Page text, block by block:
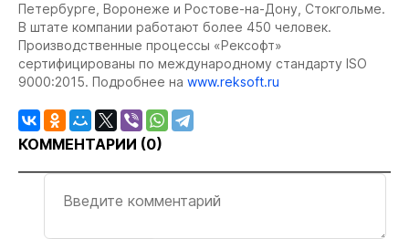
Петербурге, Воронеже и Ростове-на-Дону, Стокгольме.
В штате компании работают более 450 человек.
Производственные процессы «Рексофт»
сертифицированы по международному стандарту ISO
9000:2015. Подробнее на www.reksoft.ru
КОММЕНТАРИИ (0)